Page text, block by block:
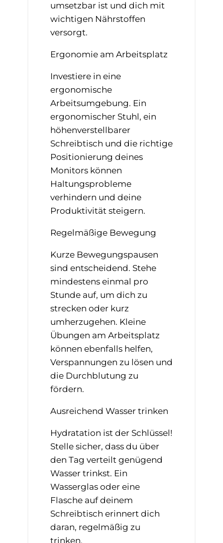
umsetzbar ist und dich mit
wichtigen Nährstoffen
versorgt.
Ergonomie am Arbeitsplatz
Investiere in eine
ergonomische
Arbeitsumgebung. Ein
ergonomischer Stuhl, ein
höhenverstellbarer
Schreibtisch und die richtige
Positionierung deines
Monitors können
Haltungsprobleme
verhindern und deine
Produktivität steigern.
Regelmäßige Bewegung
Kurze Bewegungspausen
sind entscheidend. Stehe
mindestens einmal pro
Stunde auf, um dich zu
strecken oder kurz
umherzugehen. Kleine
Übungen am Arbeitsplatz
können ebenfalls helfen,
Verspannungen zu lösen und
die Durchblutung zu
fördern.
Ausreichend Wasser trinken
Hydratation ist der Schlüssel!
Stelle sicher, dass du über
den Tag verteilt genügend
Wasser trinkst. Ein
Wasserglas oder eine
Flasche auf deinem
Schreibtisch erinnert dich
daran, regelmäßig zu
trinken.